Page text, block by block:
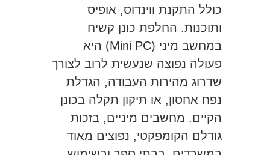
כולל התקנת ווינדוס, אופיס
ותוכנות. החלפת כונן קשיח
במחשב מיני (Mini PC) היא
פעולה נפוצה שנעשית לרוב לצורך
שדרוג מהירות העבודה, הגדלת
נפח אחסון, או תיקון תקלה בכונן
הקיים. מחשבים מיניים, בזכות
גודלם הקומפקטי, נפוצים מאוד